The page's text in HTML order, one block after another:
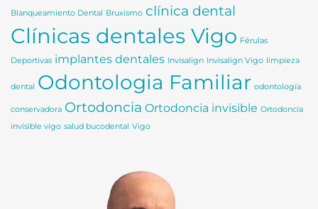
Blanqueamiento Dental Bruxismo clínica dental
Clínicas dentales Vigo Férulas
Deportivas implantes dentales Invisalign Invisalign Vigo limpieza
dental Odontologia Familiar odontología
conservadora Ortodoncia Ortodoncia invisible Ortodoncia
invisible vigo salud bucodental Vigo